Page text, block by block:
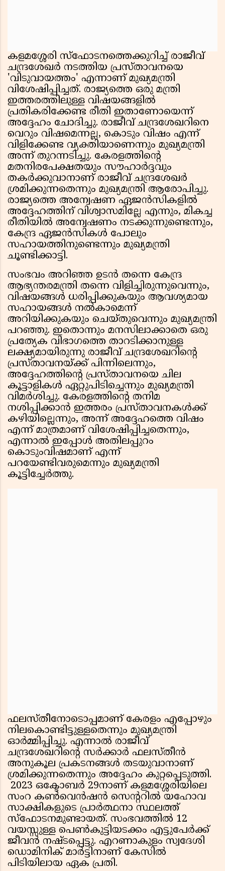
കളമശ്ശേരി സ്ഫോടനത്തെക്കുറിച്ച് രാജീവ്
ചന്ദ്രശേഖർ നടത്തിയ പ്രസ്താവനയെ
'വിടുവായത്തം' എന്നാണ് മുഖ്യമന്ത്രി
വിശേഷിപ്പിച്ചത്. രാജ്യത്തെ ഒരു മന്ത്രി
ഇത്തരത്തിലുള്ള വിഷയങ്ങളിൽ
പ്രതികരിക്കേണ്ട രീതി ഇതാണോയെന്ന്
അദ്ദേഹം ചോദിച്ചു. രാജീവ് ചന്ദ്രശേഖറിനെ
വെറും വിഷമെന്നല്ല, കൊടും വിഷം എന്ന്
വിളിക്കേണ്ട വ്യക്തിയാണെന്നും മുഖ്യമന്ത്രി
അന്ന് തുറന്നടിച്ചു. കേരളത്തിൻ്റെ
മതനിരപേക്ഷതയും സൗഹാർദ്ദവും
തകർക്കുവാനാണ് രാജീവ് ചന്ദ്രശേഖർ
ശ്രമിക്കുന്നതെന്നും മുഖ്യമന്ത്രി ആരോപിച്ചു.
രാജ്യത്തെ അന്വേഷണ ഏജൻസികളിൽ
അദ്ദേഹത്തിന് വിശ്വാസമില്ലേ എന്നും, മികച്ച
രീതിയിൽ അന്വേഷണം നടക്കുന്നുണ്ടെന്നും,
കേന്ദ്ര ഏജൻസികൾ പോലും
സഹായത്തിനുണ്ടെന്നും മുഖ്യമന്ത്രി
ചൂണ്ടിക്കാട്ടി.
സംഭവം അറിഞ്ഞ ഉടൻ തന്നെ കേന്ദ്ര
ആഭ്യന്തരമന്ത്രി തന്നെ വിളിച്ചിരുന്നുവെന്നും,
വിഷയങ്ങൾ ധരിപ്പിക്കുകയും ആവശ്യമായ
സഹായങ്ങൾ നൽകാമെന്ന്
അറിയിക്കുകയും ചെയ്തുവെന്നും മുഖ്യമന്ത്രി
പറഞ്ഞു. ഇതൊന്നും മനസിലാക്കാതെ ഒരു
പ്രത്യേക വിഭാഗത്തെ താറടിക്കാനുള്ള
ലക്ഷ്യമായിരുന്നു രാജീവ് ചന്ദ്രശേഖറിൻ്റെ
പ്രസ്താവനയ്ക്ക് പിന്നിലെന്നും,
അദ്ദേഹത്തിൻ്റെ പ്രസ്താവനയെ ചില
കൂട്ടാളികൾ ഏറ്റുപിടിച്ചെന്നും മുഖ്യമന്ത്രി
വിമർശിച്ചു. കേരളത്തിൻ്റെ തനിമ
നശിപ്പിക്കാൻ ഇത്തരം പ്രസ്താവനകൾക്ക്
കഴിയില്ലെന്നും, അന്ന് അദ്ദേഹത്തെ വിഷം
എന്ന് മാത്രമാണ് വിശേഷിപ്പിച്ചതെന്നും,
എന്നാൽ ഇപ്പോൾ അതിലപ്പുറം
കൊടുംവിഷമാണ് എന്ന്
പറയേണ്ടിവരുമെന്നും മുഖ്യമന്ത്രി
കൂട്ടിച്ചേർത്തു.
ഫലസ്തീനോടൊപ്പമാണ് കേരളം എപ്പോഴും
നിലകൊണ്ടിട്ടുള്ളതെന്നും മുഖ്യമന്ത്രി
ഓർമ്മിപ്പിച്ചു. എന്നാൽ രാജീവ്
ചന്ദ്രശേഖറിൻ്റെ സർക്കാർ ഫലസ്തീൻ
അനുകൂല പ്രകടനങ്ങൾ തടയുവാനാണ്
ശ്രമിക്കുന്നതെന്നും അദ്ദേഹം കുറ്റപ്പെടുത്തി.
2023 ഒക്ടോബർ 29നാണ് കളമശ്ശേരിയിലെ
സംറ കൺവെൻഷൻ സെന്ററിൽ യഹോവ
സാക്ഷികളുടെ പ്രാർത്ഥനാ സ്ഥലത്ത്
സ്ഫോടനമുണ്ടായത്. സംഭവത്തിൽ 12
വയസ്സുള്ള പെൺകുട്ടിയടക്കം എട്ടുപേർക്ക്
ജീവൻ നഷ്ടപ്പെട്ടു. എറണാകുളം സ്വദേശി
ഡൊമിനിക് മാർട്ടിനാണ് കേസിൽ
പിടിയിലായ ഏക പ്രതി.